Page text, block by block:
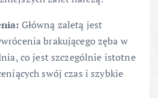
Główną zaletą jest
brakującego zęba w
co jest szczególnie istotne
swój czas i szybkie